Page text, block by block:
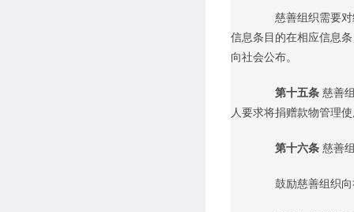
慈善组织需要对
信息条目的在相应信息
向社会公布。
第十五条 慈善
人要求将捐赠款物管理
第十六条 慈善
鼓励慈善组织向